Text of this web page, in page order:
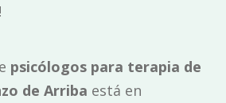
psicólogos para terapia de
de Arriba está en